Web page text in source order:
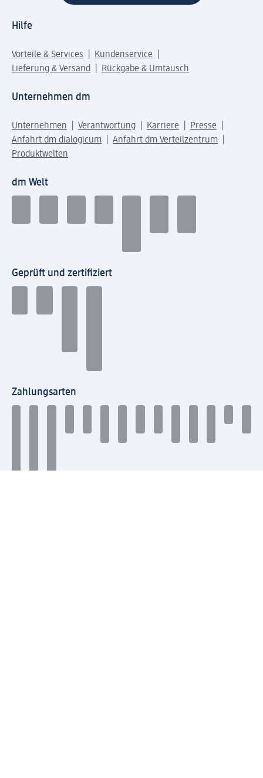
Hilfe
Vorteile & Services
Kundenservice
Lieferung & Versand
Rückgabe & Umtausch
Unternehmen dm
Unternehmen Verantwortung Karriere
Presse
Anfahrt dm dialogicum
Anfahrt dm Verteilzentrum
Produktwelten
dm Welt
Geprüft und zertifiziert
Zahlungsarten